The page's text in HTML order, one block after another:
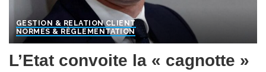
GESTION & RELATION CLIENT
NORMES & RÈGLEMENTATION
L’Etat convoite la « cagnotte »